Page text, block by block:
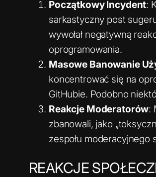
Początkowy Incydent:
sarkastyczny post
wywołał negatywną
oprogramowania.
Masowe Banowanie
koncentrować się na
GitHubie. Podobno
Reakcje Moderatorów:
zbanowali, jako
zespołu moderacyjnego
REAKCJE